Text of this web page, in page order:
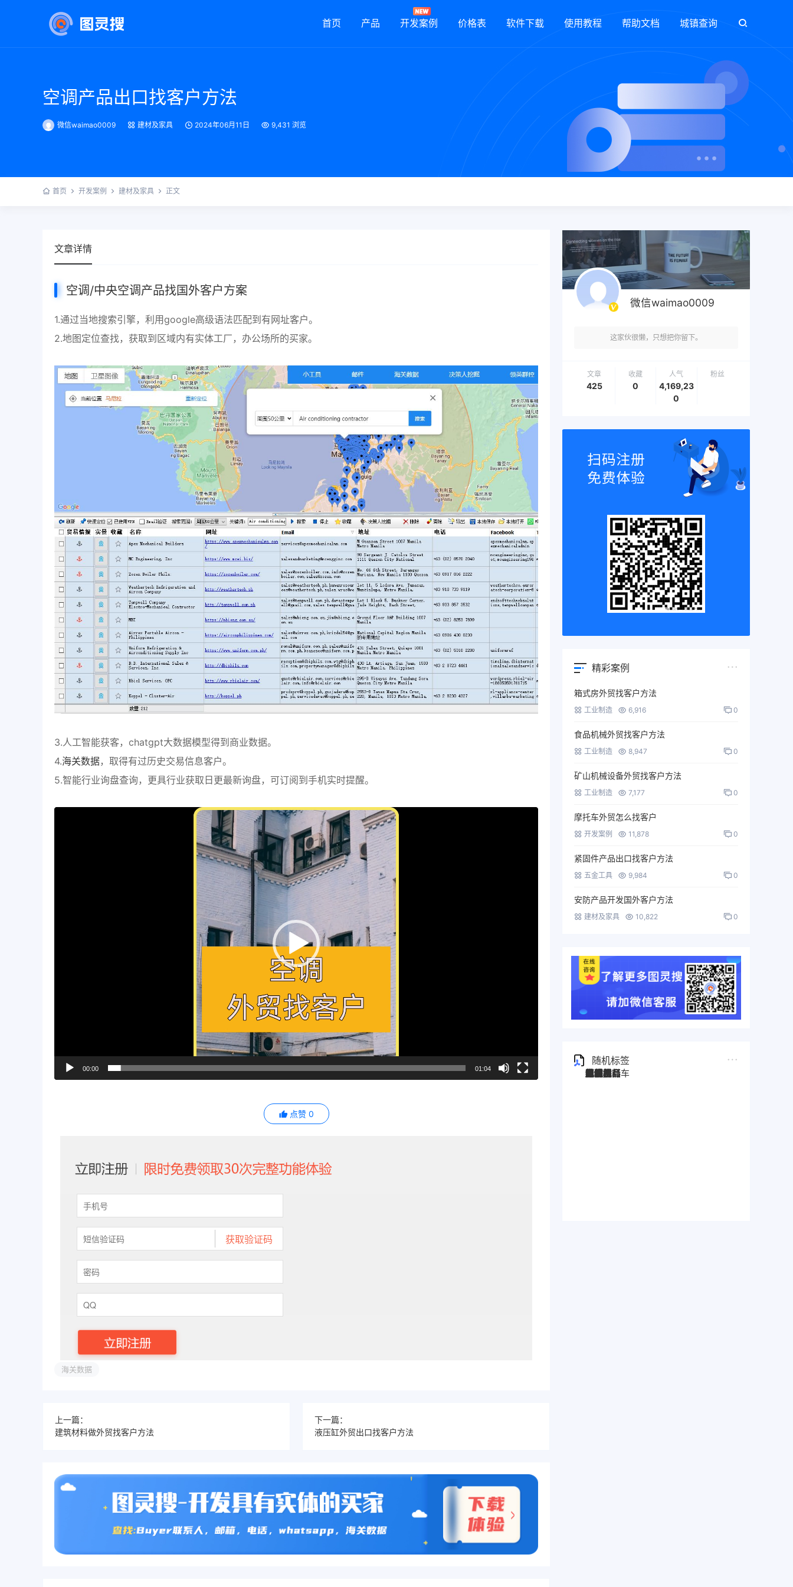
首页 产品 开发案例 价格表 软件下载 使用教程 帮助文档 城镇查询
空调产品出口找客户方法
微信waimao0009 建材及家具 2024年06月11日 9,431 浏览
首页 开发案例 建材及家具 正文
文章详情
空调/中央空调产品找国外客户方案
1.通过当地搜索引擎，利用google高级语法匹配到有网址客户。
2.地图定位查找，获取到区域内有实体工厂，办公场所的买家。
3.人工智能获客，chatgpt大数据模型得到商业数据。
4.海关数据，取得有过历史交易信息客户。
5.智能行业询盘查询，更具行业获取日更最新询盘，可订阅到手机实时提醒。
00:00 01:04
点赞 0
海关数据
上一篇：
建筑材料做外贸找客户方法
下一篇：
液压缸外贸出口找客户方法
微信waimao0009
这家伙很懒，只想把你留下。
文章
425
收藏
0
人气
4,169,23
0
粉丝
精彩案例
箱式房外贸找客户方法
工业制造 6,916 0
食品机械外贸找客户方法
工业制造 8,947 0
矿山机械设备外贸找客户方法
工业制造 7,177 0
摩托车外贸怎么找客户
开发案例 11,878 0
紧固件产品出口找客户方法
五金工具 9,984 0
安防产品开发国外客户方法
建材及家具 10,822 0
随机标签
图灵搜
电子秤
劳保手套
压缩机
宠物用品
纸袋
塑料袋
箱包
圣诞树
电子烟
集装箱
沙发
户外用品
美容用品
红酒
电动自行车
服装
母婴用品
石材
壁纸
建筑材料